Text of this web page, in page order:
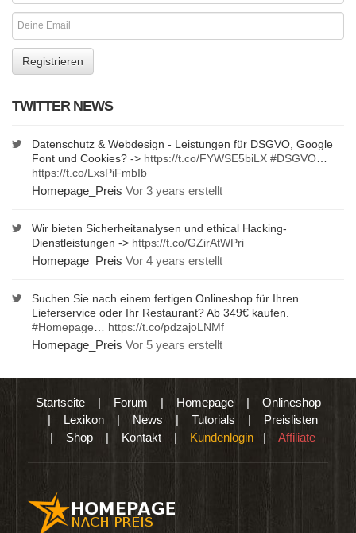
TWITTER NEWS
Datenschutz & Webdesign - Leistungen für DSGVO, Google
Font und Cookies? -> https://t.co/FYWSE5biLX #DSGVO
https://t.co/LxsPiFmbIb
Homepage_Preis Vor 3 years erstellt
Wir bieten Sicherheitanalysen und ethical Hacking-
Dienstleistungen -> https://t.co/GZirAtWPri
Homepage_Preis Vor 4 years erstellt
Suchen Sie nach einem fertigen Onlineshop für Ihren
Lieferservice oder Ihr Restaurant? Ab 349€ kaufen.
#Homepage
https://t.co/pdzajoLNMf
Homepage_Preis Vor 5 years erstellt
Startseite| Forum | Homepage| Onlineshop
| Lexikon | News | Tutorials | Preislisten
| Shop | Kontakt | Kundenlogin | Affiliate